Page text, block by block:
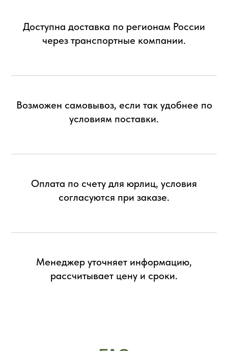
Доступна доставка по регионам России
через транспортные компании.
Возможен самовывоз, если так удобнее по
условиям поставки.
Оплата по счету для юрлиц, условия
согласуются при заказе.
Менеджер уточняет информацию,
рассчитывает цену и сроки.